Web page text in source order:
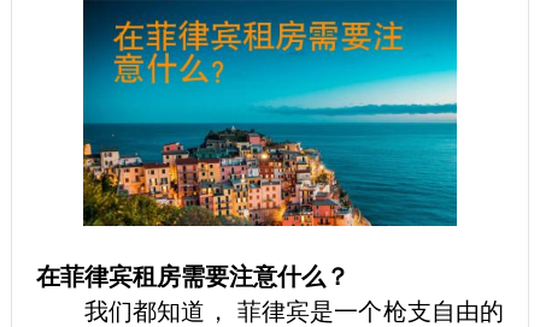
在菲律宾租房需要注意什么？
我们都知道， 菲律宾是一个枪支自由的